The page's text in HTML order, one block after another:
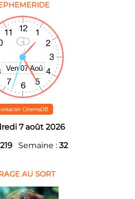
CinemaDB
7 août 2026
219 Semaine : 32
AU SORT